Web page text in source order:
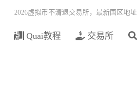
Quai教程 交易所
2026虚拟币不清退交易所，最新国区地址